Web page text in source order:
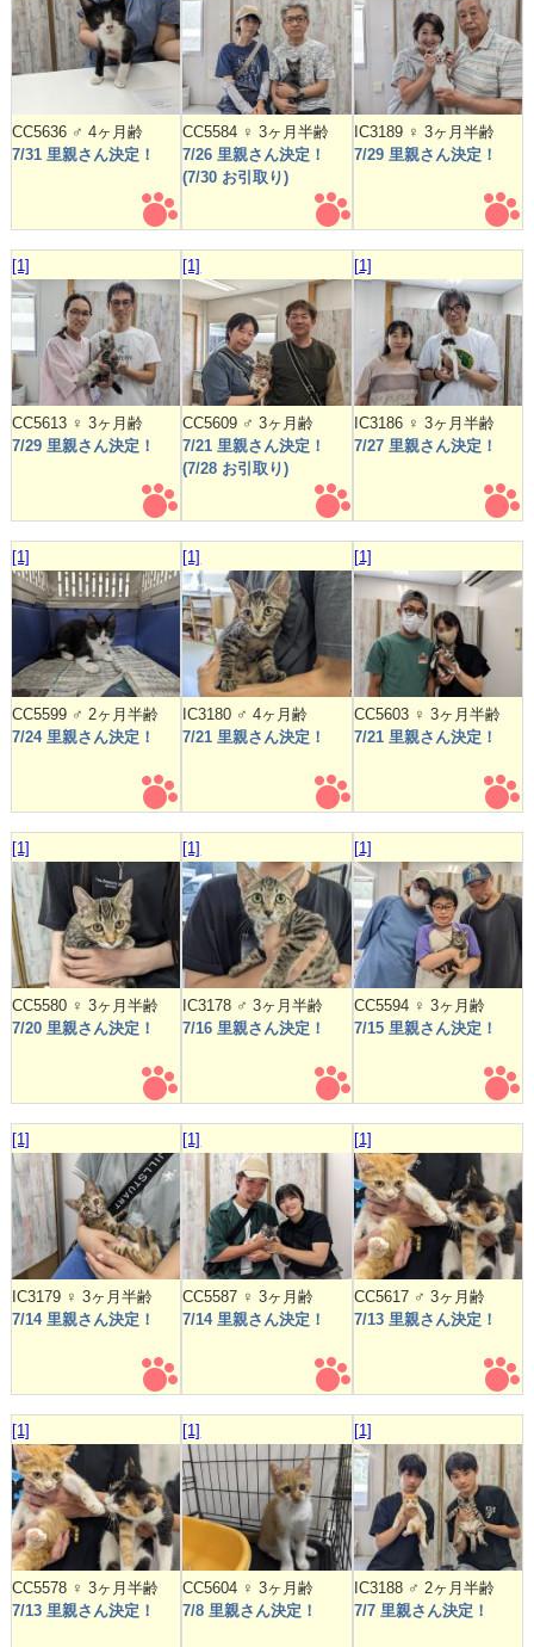
CC5636 ♂ 4ヶ月齢
7/31 里親さん決定！
CC5584 ♀ 3ヶ月半齢
7/26 里親さん決定！
(7/30 お引取り)
IC3189 ♀ 3ヶ月半齢
7/29 里親さん決定！
[1]
CC5613 ♀ 3ヶ月齢
7/29 里親さん決定！
[1]
CC5609 ♂ 3ヶ月齢
7/21 里親さん決定！
(7/28 お引取り)
[1]
IC3186 ♀ 3ヶ月半齢
7/27 里親さん決定！
[1]
CC5599 ♂ 2ヶ月半齢
7/24 里親さん決定！
[1]
IC3180 ♂ 4ヶ月齢
7/21 里親さん決定！
[1]
CC5603 ♀ 3ヶ月半齢
7/21 里親さん決定！
[1]
CC5580 ♀ 3ヶ月半齢
7/20 里親さん決定！
[1]
IC3178 ♂ 3ヶ月半齢
7/16 里親さん決定！
[1]
CC5594 ♀ 3ヶ月齢
7/15 里親さん決定！
[1]
IC3179 ♀ 3ヶ月半齢
7/14 里親さん決定！
[1]
CC5587 ♀ 3ヶ月齢
7/14 里親さん決定！
[1]
CC5617 ♂ 3ヶ月齢
7/13 里親さん決定！
[1]
CC5578 ♀ 3ヶ月半齢
7/13 里親さん決定！
[1]
CC5604 ♀ 3ヶ月齢
7/8 里親さん決定！
[1]
IC3188 ♂ 2ヶ月半齢
7/7 里親さん決定！